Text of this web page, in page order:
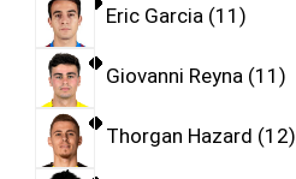
Eric Garcia 11
Giovanni Reyna 11
Thorgan Hazard 12